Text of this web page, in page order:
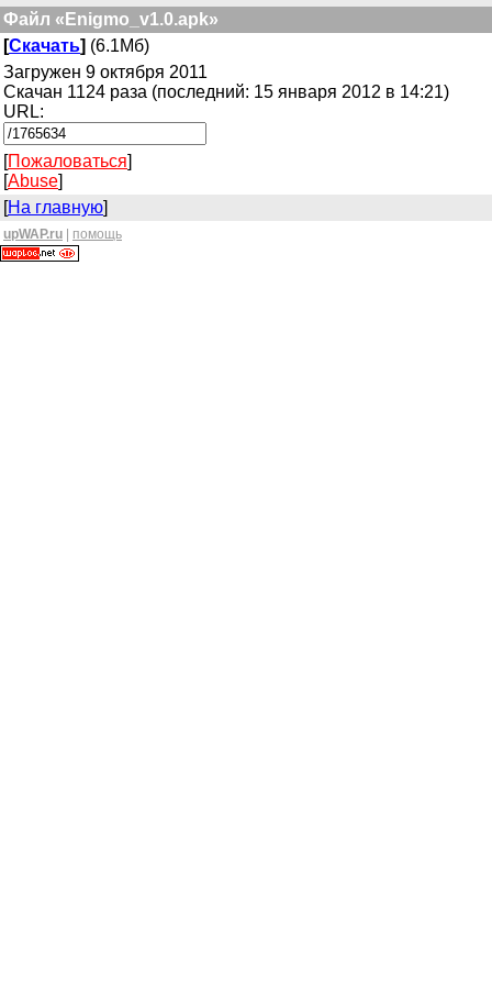
Файл «Enigmo_v1.0.apk»
[Скачать] (6.1Мб)
Загружен 9 октября 2011
Скачан 1124 раза (последний: 15 января 2012 в 14:21)
URL:
[Пожаловаться]
[Abuse]
[На главную]
upWAP.ru помощь